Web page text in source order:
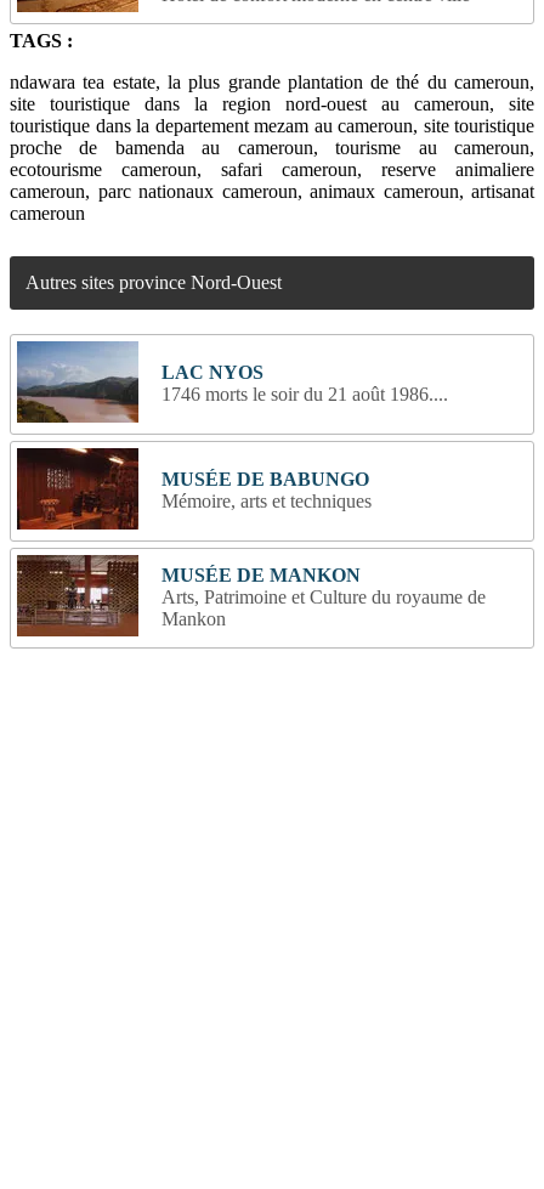
TAGS :
ndawara tea estate, la plus grande plantation de thé du cameroun,
site touristique dans la region nord-ouest au cameroun, site
touristique dans la departement mezam au cameroun, site touristique
proche de bamenda au cameroun, tourisme au cameroun,
ecotourisme cameroun, safari cameroun, reserve animaliere
cameroun, parc nationaux cameroun, animaux cameroun, artisanat
cameroun
Autres sites province Nord-Ouest
LAC NYOS
1746 morts le soir du 21 août 1986....
MUSÉE DE BABUNGO
Mémoire, arts et techniques
MUSÉE DE MANKON
Arts, Patrimoine et Culture du royaume de
Mankon